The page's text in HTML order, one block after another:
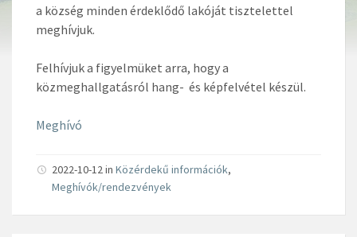
a község minden érdeklődő lakóját tisztelettel
meghívjuk.
Felhívjuk a figyelmüket arra, hogy a
közmeghallgatásról hang- és képfelvétel készül.
Meghívó
2022-10-12 in Közérdekű információk,
Meghívók/rendezvények